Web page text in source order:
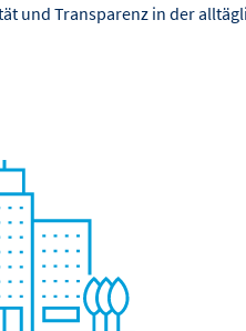
und Transparenz in der